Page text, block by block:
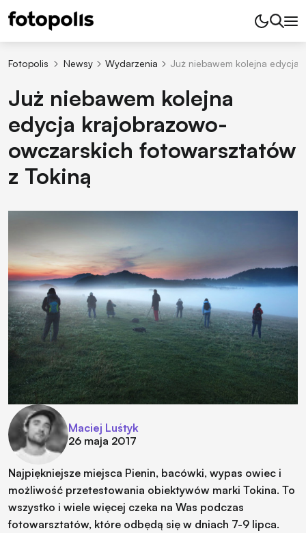
Fotopolis Newsy Wydarzenia Już niebawem kolejna
Już niebawem kolejna
edycja krajobrazowo-
owczarskich fotowarsztatów
z Tokiną
Maciej Luśtyk
26 maja 2017
Najpiękniejsze miejsca Pienin, bacówki, wypas owiec i
możliwość przetestowania obiektywów marki Tokina. To
wszystko i wiele więcej czeka na Was podczas
fotowarsztatów, które odbędą się w dniach 7-9 lipca.